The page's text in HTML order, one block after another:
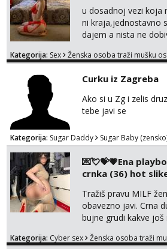
u dosadnoj vezi koja
ni kraja,jednostavno
dajem a nista ne
trazim puno samo
poljupce po tijelu koji
pale,obozavam kad
kontrolu . javi se :)
me tamo, cekam te!
Kategorija: Sex Ženska osoba traži mušku
Curku iz Zagreba
Ako si u Zg i zelis
tebe javi se
Kategorija: Sugar Daddy Sugar Baby
💌💘💝💗Ena
crnka (36) hot
Tražiš pravu MILF
obavezno javi. Crna
bujne grudi kakve još
pričam. Prave pune
Kategorija: Cyber sex Ženska osoba traži